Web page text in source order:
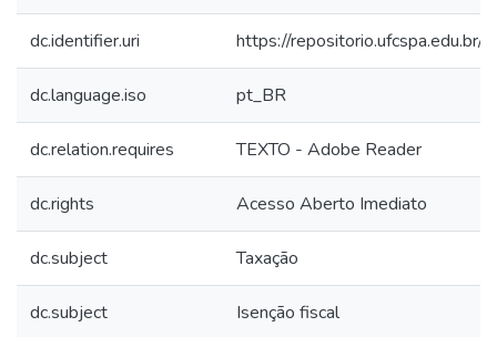
dc.identifier.uri https://
dc.language.iso pt_BR
dc.relation.requires TEXTO - Adobe Reader
dc.rights Acesso Aberto Imediato
dc.subject Taxação
dc.subject Isenção fiscal